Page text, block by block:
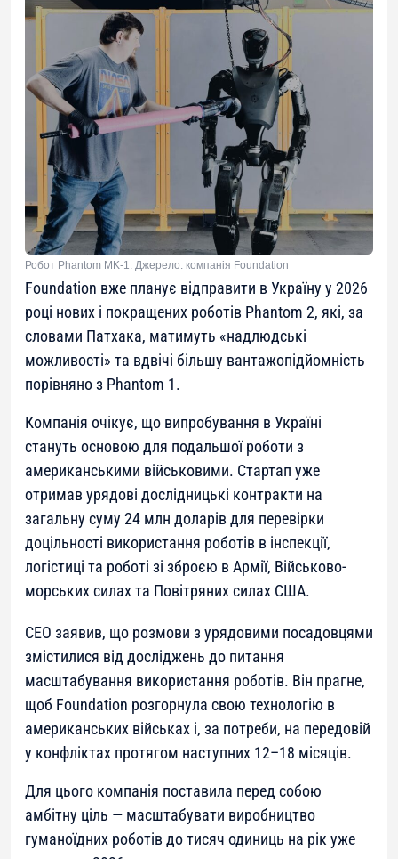
Робот Phantom MK-1. Джерело: компанія Foundation
Foundation вже планує відправити в Україну у 2026
році нових і покращених роботів Phantom 2, які, за
словами Патхака, матимуть «надлюдські
можливості» та вдвічі більшу вантажопідйомність
порівняно з Phantom 1.
Компанія очікує, що випробування в Україні
стануть основою для подальшої роботи з
американськими військовими. Стартап уже
отримав урядові дослідницькі контракти на
загальну суму 24 млн доларів для перевірки
доцільності використання роботів в інспекції,
логістиці та роботі зі зброєю в Армії, Військово-
морських силах та Повітряних силах США.
CEO заявив, що розмови з урядовими посадовцями
змістилися від досліджень до питання
масштабування використання роботів. Він прагне,
щоб Foundation розгорнула свою технологію в
американських військах і, за потреби, на передовій
у конфліктах протягом наступних 12–18 місяців.
Для цього компанія поставила перед собою
амбітну ціль — масштабувати виробництво
гуманоїдних роботів до тисяч одиниць на рік уже